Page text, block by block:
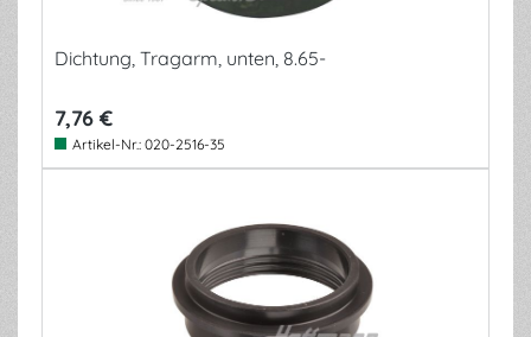
Dichtung, Tragarm, unten, 8.65-
7,76 €
Artikel-Nr.: 020-2516-35